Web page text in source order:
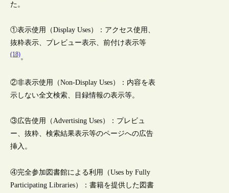
た。
①表示使用（Display Uses）：アクセス使用、
抜粋表示、プレビュー表示、前付け表示等
(18)。
②非表示使用（Non-Display Uses）：内容を表
示しない全文検索、目録情報の表示等。
③広告使用（Advertising Uses）：プレビュ
ー、抜粋、検索結果表示等のページへの広告
挿入。
④完全参加図書館による利用（Uses by Fully
Participating Libraries）：書籍を提供した図書